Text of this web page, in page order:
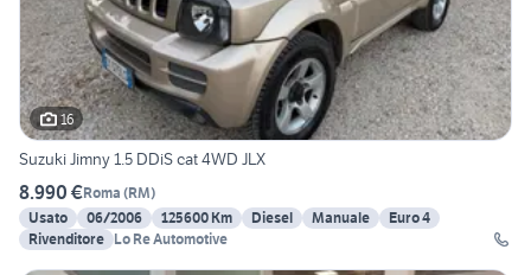
16
Suzuki Jimny 1.5 DDiS cat 4WD JLX
8.990 €Roma (RM)
Usato
06/2006 125600 Km Diesel Manuale
Euro 4
Rivenditore Lo Re Automotive